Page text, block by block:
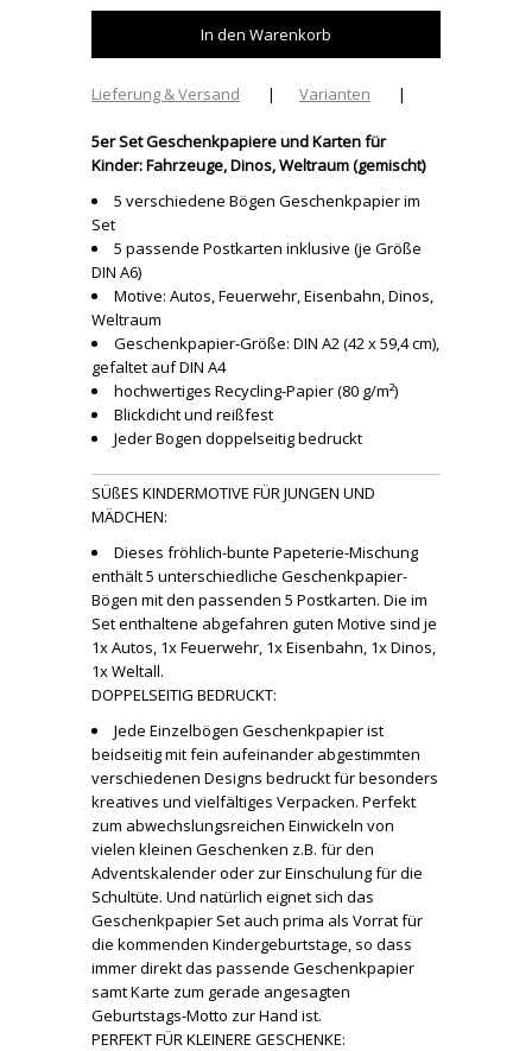
Lieferung & Versand | Varianten |
5er Set Geschenkpapiere und Karten für
Kinder: Fahrzeuge, Dinos, Weltraum (gemischt)
5 verschiedene Bögen Geschenkpapier im
Set
5 passende Postkarten inklusive (je Größe
DIN A6)
Motive: Autos, Feuerwehr, Eisenbahn, Dinos,
Weltraum
Geschenkpapier-Größe: DIN A2 (42 x 59,4 cm),
gefaltet auf DIN A4
hochwertiges Recycling-Papier (80 g/m²)
Blickdicht und reißfest
Jeder Bogen doppelseitig bedruckt
SÜßES KINDERMOTIVE FÜR JUNGEN UND
MÄDCHEN:
Dieses fröhlich-bunte Papeterie-Mischung
enthält 5 unterschiedliche Geschenkpapier-
Bögen mit den passenden 5 Postkarten. Die im
Set enthaltene abgefahren guten Motive sind je
1x Autos, 1x Feuerwehr, 1x Eisenbahn, 1x Dinos,
1x Weltall.
DOPPELSEITIG BEDRUCKT:
Jede Einzelbögen Geschenkpapier ist
beidseitig mit fein aufeinander abgestimmten
verschiedenen Designs bedruckt für besonders
kreatives und vielfältiges Verpacken. Perfekt
zum abwechslungsreichen Einwickeln von
vielen kleinen Geschenken z.B. für den
Adventskalender oder zur Einschulung für die
Schultüte. Und natürlich eignet sich das
Geschenkpapier Set auch prima als Vorrat für
die kommenden Kindergeburtstage, so dass
immer direkt das passende Geschenkpapier
samt Karte zum gerade angesagten
Geburtstags-Motto zur Hand ist.
PERFEKT FÜR KLEINERE GESCHENKE: